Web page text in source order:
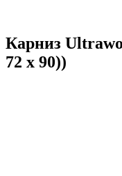
Карниз
72 х 90))